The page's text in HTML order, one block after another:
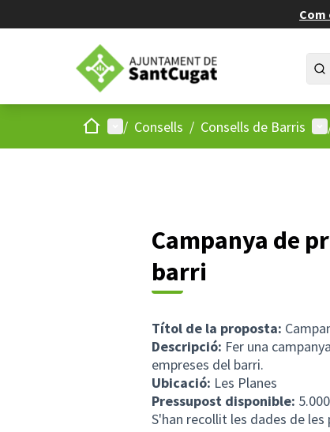
Inici Menú principal
/ Consells / Consells de Barris
Campanya de
barri
Títol de la proposta:
Descripció: Fer una
empreses del barri.
Ubicació: Les Planes
Pressupost disponible:
S'han recollit les dades de